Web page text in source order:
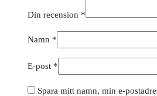
Din recension *
Namn *
E-post *
Spara mitt namn, min e-